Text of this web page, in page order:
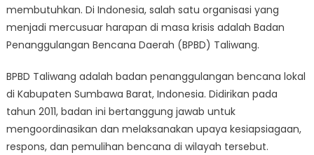
Saat
Krisis
membutuhkan. Di Indonesia, salah satu organisasi yang
menjadi mercusuar harapan di masa krisis adalah Badan
Penanggulangan Bencana Daerah (BPBD) Taliwang.
BPBD Taliwang adalah badan penanggulangan bencana lokal
di Kabupaten Sumbawa Barat, Indonesia. Didirikan pada
tahun 2011, badan ini bertanggung jawab untuk
mengoordinasikan dan melaksanakan upaya kesiapsiagaan,
respons, dan pemulihan bencana di wilayah tersebut.